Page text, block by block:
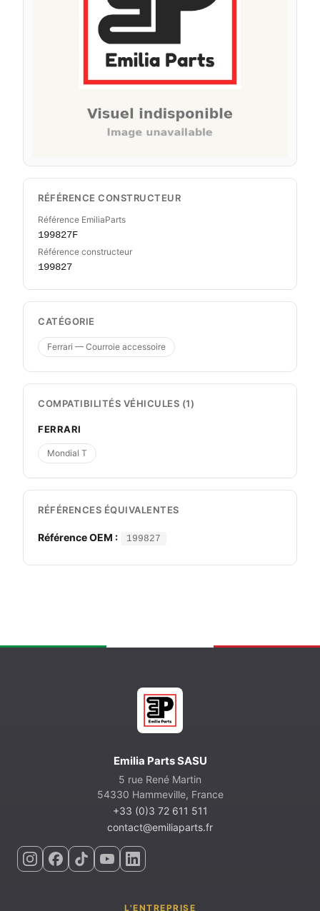
RÉFÉRENCE CONSTRUCTEUR
Référence EmiliaParts
199827F
Référence constructeur
199827
CATÉGORIE
Ferrari — Courroie accessoire
COMPATIBILITÉS VÉHICULES (1)
FERRARI
Mondial T
RÉFÉRENCES ÉQUIVALENTES
Référence OEM : 199827
Emilia Parts SASU
5 rue René Martin
54330 Hammeville, France
+33 (0)3 72 611 511
contact@emiliaparts.fr
L'ENTREPRISE